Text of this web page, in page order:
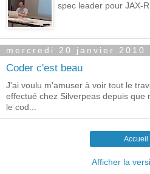
spec leader pour JAX-
mercredi 20 janvier 2010
Coder c'est beau
J'ai voulu m'amuser à voir tout le
effectué chez Silverpeas depuis que
le cod...
Accueil
Afficher la